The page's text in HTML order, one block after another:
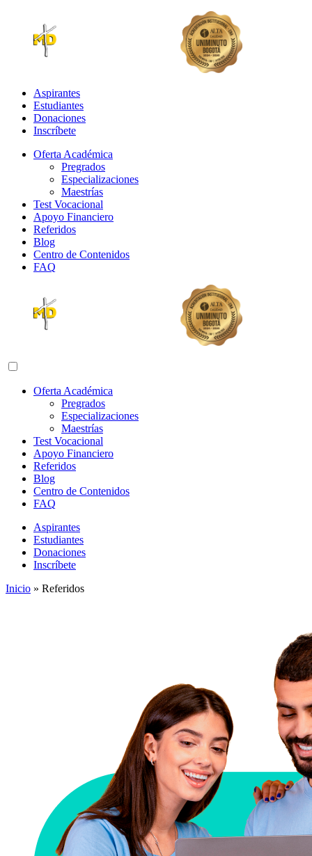
Aspirantes
Estudiantes
Donaciones
Inscríbete
Oferta Académica
Pregrados
Especializaciones
Maestrías
Test Vocacional
Apoyo Financiero
Referidos
Blog
Centro de Contenidos
FAQ
Abrir menú de navegación
Oferta Académica
Pregrados
Especializaciones
Maestrías
Test Vocacional
Apoyo Financiero
Referidos
Blog
Centro de Contenidos
FAQ
Aspirantes
Estudiantes
Donaciones
Inscríbete
Inicio » Referidos